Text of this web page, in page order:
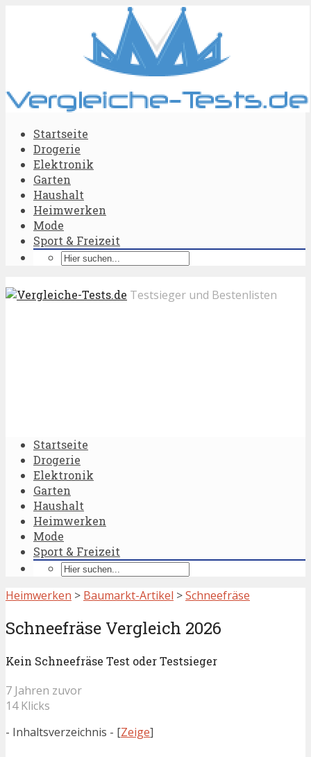
Startseite
Drogerie
Elektronik
Garten
Haushalt
Heimwerken
Mode
Sport & Freizeit
Testsieger und Bestenlisten
Startseite
Drogerie
Elektronik
Garten
Haushalt
Heimwerken
Mode
Sport & Freizeit
Heimwerken > Baumarkt-Artikel >Schneefräse
Schneefräse Vergleich 2026
Kein Schneefräse Test oder Testsieger
7 Jahren zuvor
14 Klicks
- Inhaltsverzeichnis - [Zeige]